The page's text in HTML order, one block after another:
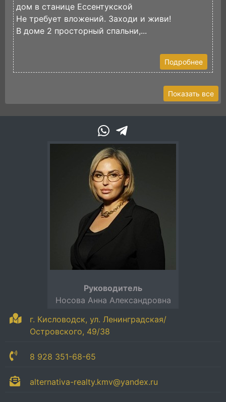
дом в станице Ессентукской
Не требует вложений. Заходи и живи!
В доме 2 просторный спальни,...
Подробнее
Показать все
г. Кисловодск, ул. Ленинградская/
Островского, 49/38
8 928 351-68-65
alternativa-realty.kmv@yandex.ru
Руководитель
Носова Анна Александровна